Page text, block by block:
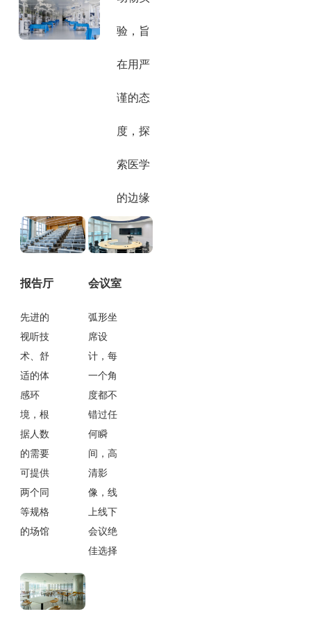
验，旨
在用严
谨的态
度，探
索医学
的边缘
报告厅
先进的
视听技
术、舒
适的体
感环
境，根
据人数
的需要
可提供
两个同
等规格
的场馆
会议室
弧形坐
席设
计，每
一个角
度都不
错过任
何瞬
间，高
清影
像，线
上线下
会议绝
佳选择